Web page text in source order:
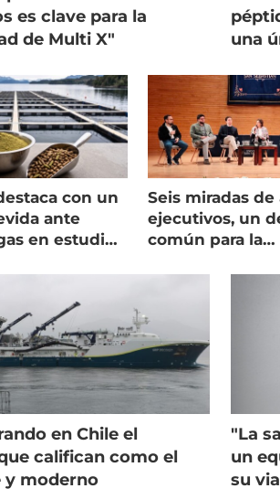
es clave para la
de Multi X"
una
con un
ante
en estudio
Seis miradas de
ejecutivos, un
común para la
en Chile el
califican como el
y moderno
"La
un
su